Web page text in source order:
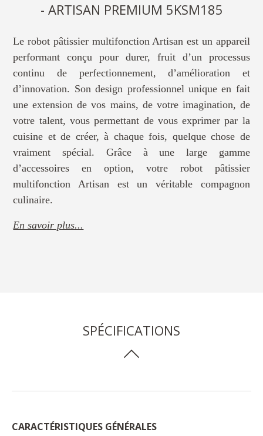
- ARTISAN PREMIUM 5KSM185
Le robot pâtissier multifonction Artisan est un appareil
performant conçu pour durer, fruit d’un processus
continu de perfectionnement, d’amélioration et
d’innovation. Son design professionnel unique en fait
une extension de vos mains, de votre imagination, de
votre talent, vous permettant de vous exprimer par la
cuisine et de créer, à chaque fois, quelque chose de
vraiment spécial. Grâce à une large gamme
d’accessoires en option, votre robot pâtissier
multifonction Artisan est un véritable compagnon
culinaire.
En savoir plus...
SPÉCIFICATIONS
CARACTÉRISTIQUES GÉNÉRALES